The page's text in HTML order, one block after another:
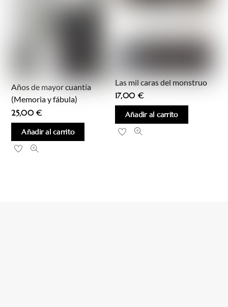
Años de mayor cuantía
(Memoria y fábula)
25,00€
Añadir al carrito
Las mil caras del monstruo
17,00 €
Añadir al carrito